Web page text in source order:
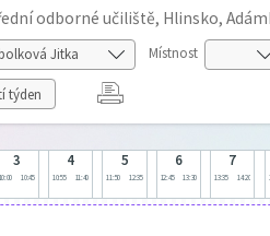
odborné učiliště, Hlinsko,
Místnost
týden
3
10:00 10:45
4
10:55 11:40
5
11:50 12:35
6
12:45 13:30
7
13:35 14:20